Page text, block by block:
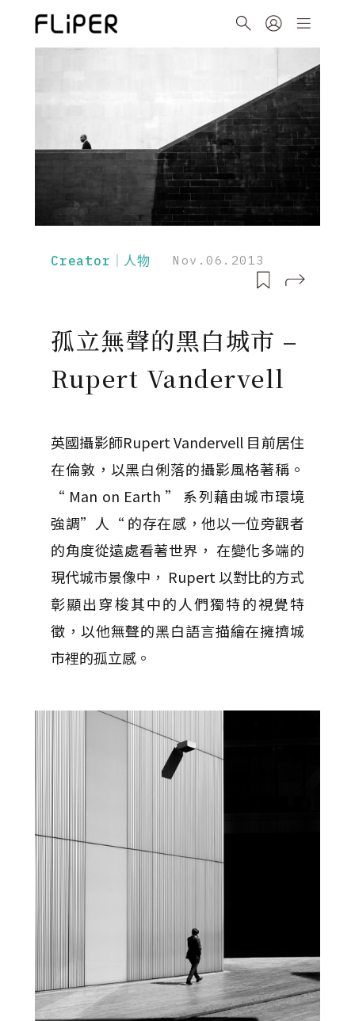
Creator｜人物 Nov.06.2013
孤立無聲的黑白城市 –
Rupert Vandervell
英國攝影師R​​upert Vandervell 目前居住
在倫敦，以黑白俐落的攝影風格著稱。
“ Man on Earth ” 系列藉由城市環境
強調”人“ 的存在感，他以一位旁觀者
的角度從遠處看著世界， 在變化多端的
現代城市景像中， Rupert 以對比的方式
彰顯出穿梭其中的人們獨特的視覺特
徵，以他無聲的黑白語言描繪在擁擠城
市裡的孤立感。